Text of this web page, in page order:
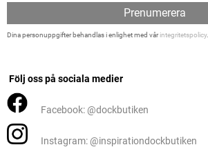
Prenumerera
Dina personuppgifter behandlas i enlighet med vårintegritetspolicy.
Följ oss på sociala medier
Facebook: @dockbutiken
Instagram: @inspirationdockbutiken